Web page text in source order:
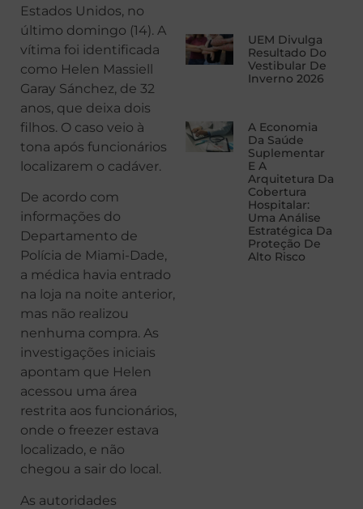
Estados Unidos, no
último domingo (14). A
vítima foi identificada
como Helen Massiell
Garay Sánchez, de 32
anos, que deixa dois
filhos. O caso veio à
tona após funcionários
localizarem o cadáver.
De acordo com
informações do
Departamento de
Polícia de Miami-Dade,
a médica havia entrado
na loja na noite anterior,
mas não realizou
nenhuma compra. As
investigações iniciais
apontam que Helen
acessou uma área
restrita aos funcionários,
onde o freezer estava
localizado, e não
chegou a sair do local.
As autoridades
UEM Divulga
Resultado Do
Vestibular De
Inverno 2026
A Economia
Da Saúde
Suplementar
E A
Arquitetura Da
Cobertura
Hospitalar:
Uma Análise
Estratégica Da
Proteção De
Alto Risco